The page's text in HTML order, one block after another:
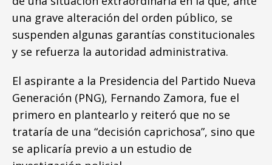
una grave alteración del orden público, se
suspenden algunas garantías constitucionales
y se refuerza la autoridad administrativa.
El aspirante a la Presidencia del Partido Nueva
Generación (PNG), Fernando Zamora, fue el
primero en plantearlo y reiteró que no se
trataría de una “decisión caprichosa”, sino que
se aplicaría previo a un estudio de